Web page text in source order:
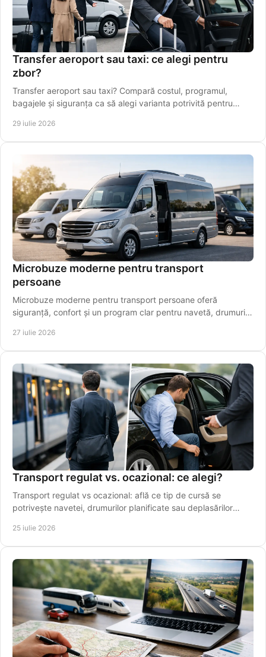
Transfer aeroport sau taxi: ce alegi pentru
zbor?
Transfer aeroport sau taxi? Compară costul, programul,
bagajele și siguranța ca să alegi varianta potrivită pentru
29 iulie 2026
Microbuze moderne pentru transport
persoane
Microbuze moderne pentru transport persoane oferă
siguranță, confort și un program clar pentru navetă, drumuri
27 iulie 2026
Transport regulat vs. ocazional: ce alegi?
Transport regulat vs ocazional: află ce tip de cursă se
potrivește navetei, drumurilor planificate sau deplasărilor
25 iulie 2026